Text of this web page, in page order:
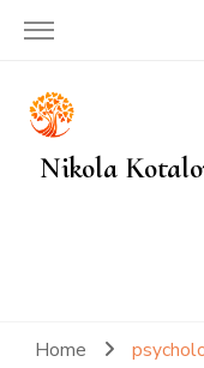
Nikola
Home